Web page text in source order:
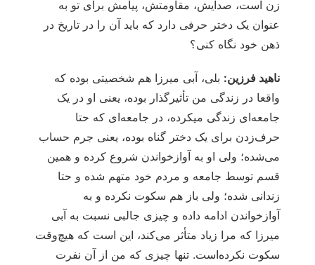
زن است، صدایش، مقاومتش، پیامش برای تو به
عنوان یک دختر حرفی دارد که باید آن را در تاریخ در
ذهن خود نگاه کنی؟
ناهید فرزین: بلی، آبی میرزا هم شخصیتی بوده که
واقعا در زندگی من تأثیرگذار بوده، یعنی او در یک
جامعه‌ای زندگی می‎کرده، در جامعه‌ای که حتا
حرف‌زدن برای یک دختر گناه بوده، یعنی جرم حساب
می‌شده؛ ولی او به آوازخواندن شروع کرده و همین
قسم توسط جامعه و مردم خود متهم شده و حتا
زندانی شده؛ ولی باز هم سکوت نکرده و به
آوازخواندن ادامه داده و چیزی جالبی نسبت به آبی
میرزا که مرا زیاد متأثر می‌کند، این است که هیچ‌وقت
سکوت نکرده‌است. تنها چیزی که من از آن نفرت